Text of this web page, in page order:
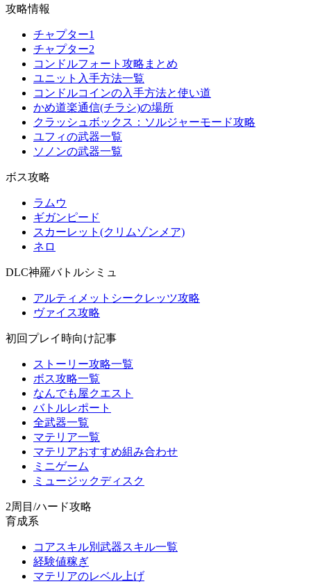
攻略情報
チャプター1
チャプター2
コンドルフォート攻略まとめ
ユニット入手方法一覧
コンドルコインの入手方法と使い道
かめ道楽通信(チラシ)の場所
クラッシュボックス：ソルジャーモード攻略
ユフィの武器一覧
ソノンの武器一覧
ボス攻略
ラムウ
ギガンピード
スカーレット(クリムゾンメア)
ネロ
DLC神羅バトルシミュ
アルティメットシークレッツ攻略
ヴァイス攻略
初回プレイ時向け記事
ストーリー攻略一覧
ボス攻略一覧
なんでも屋クエスト
バトルレポート
全武器一覧
マテリア一覧
マテリアおすすめ組み合わせ
ミニゲーム
ミュージックディスク
2周目/ハード攻略
育成系
コアスキル別武器スキル一覧
経験値稼ぎ
マテリアのレベル上げ